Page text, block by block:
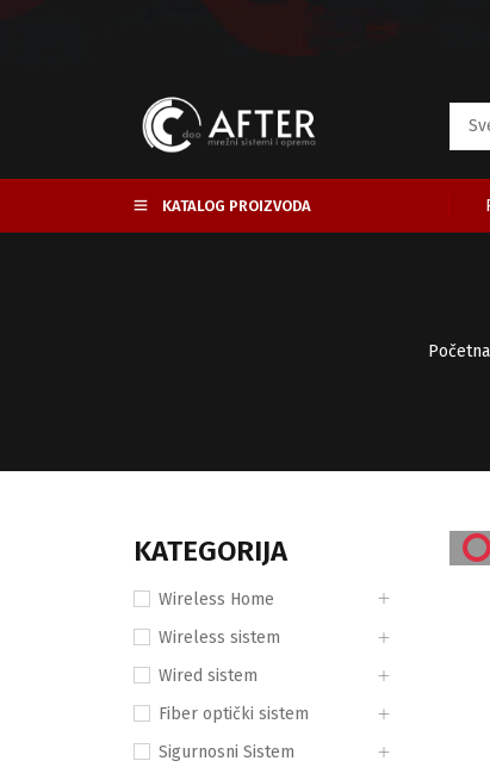
KATALOG PROIZVODA
Početna
KATEGORIJA
Wireless Home
Wireless sistem
Wired sistem
Fiber optički sistem
Sigurnosni Sistem